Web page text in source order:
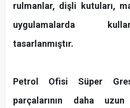
rulmanlar, dişli kutuları,
uygulamalarda
tasarlanmıştır.
Petrol Ofisi Süper
parçalarının daha